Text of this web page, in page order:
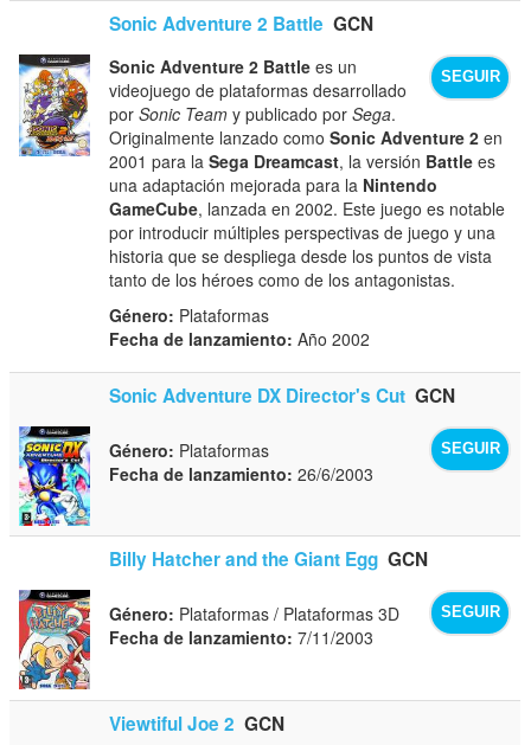
Sonic Adventure 2 Battle GCN
SEGUIR
Sonic Adventure 2 Battle es un
videojuego de plataformas desarrollado
porSonic Team y publicado porSega.
Originalmente lanzado comoSonic Adventure 2 en
2001 para laSega Dreamcast, la versión Battle es
una adaptación mejorada para la Nintendo
GameCube, lanzada en 2002. Este juego es notable
por introducir múltiples perspectivas de juego y una
historia que se despliega desde los puntos de vista
tanto de los héroes como de los antagonistas.
Género: Plataformas
Fecha de lanzamiento: Año 2002
Sonic Adventure DX Director's Cut GCN
SEGUIR
Género: Plataformas
Fecha de lanzamiento: 26/6/2003
Billy Hatcher and the Giant Egg GCN
SEGUIR
Género: Plataformas / Plataformas 3D
Fecha de lanzamiento: 7/11/2003
Viewtiful Joe 2 GCN